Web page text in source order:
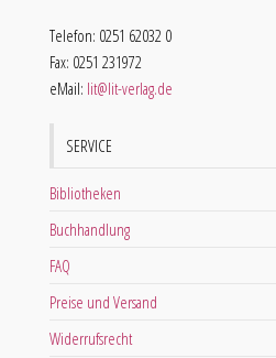
Telefon: 0251 62032 0
Fax: 0251 231972
eMail: lit@lit-verlag.de
SERVICE
Bibliotheken
Buchhandlung
FAQ
Preise und Versand
Widerrufsrecht